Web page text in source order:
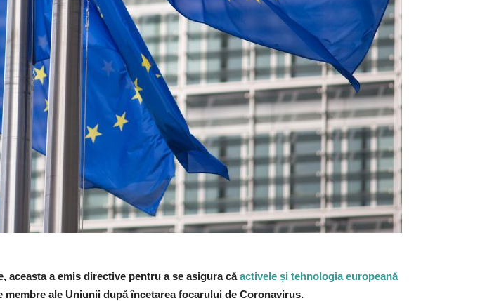
a emis directive pentru a se asigura căactivele și tehnologia europeană
ale Uniunii după încetarea focarului de Coronavirus.